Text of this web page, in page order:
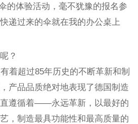
的体验活动，毫不犹豫的报名参
递过来的伞就在我的办公桌上
？
超过85年历史的不断革新和制
产品品质绝对地表现了德国制造
遵循着——永远革新，以最好的
，制造最具功能性和最高质量的